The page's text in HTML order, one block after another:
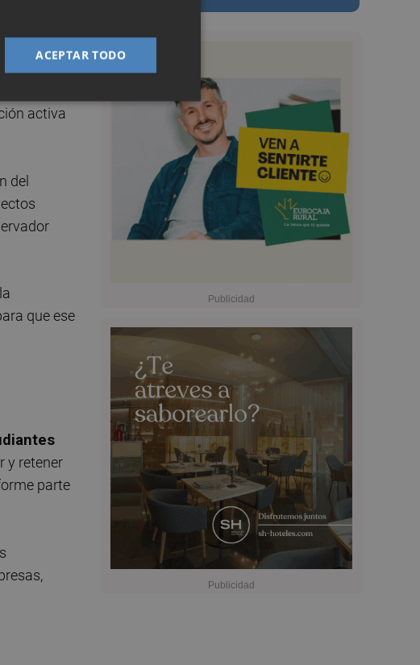
de
activa
del
que ese
y retener
parte
ACEPTAR TODO